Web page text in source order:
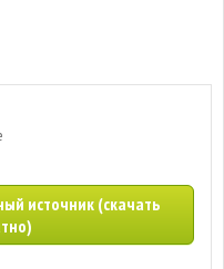
источник (скачать